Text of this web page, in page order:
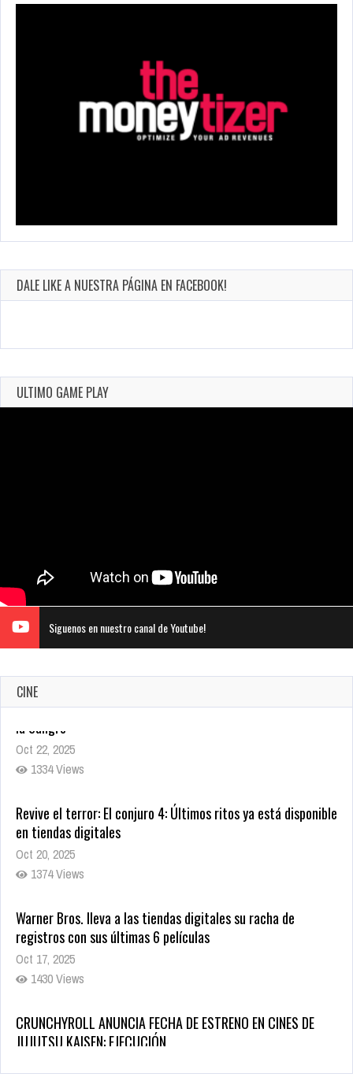
DALE LIKE A NUESTRA PÁGINA EN FACEBOOK!
ULTIMO GAME PLAY
Siguenos en nuestro canal de Youtube!
CINE
Revive el terror: El conjuro 4: Últimos ritos ya está disponible
en tiendas digitales
1374 Views
Warner Bros. lleva a las tiendas digitales su racha de
registros con sus últimas 6 películas
1430 Views
CRUNCHYROLL ANUNCIA FECHA DE ESTRENO EN CINES DE
JUJUTSU KAISEN: EJECUCIÓN
1753 Views
5 Películas de Terror Basadas en la Vida Real que te Helarán